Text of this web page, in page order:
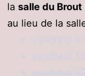
la salle du
au lieu de la